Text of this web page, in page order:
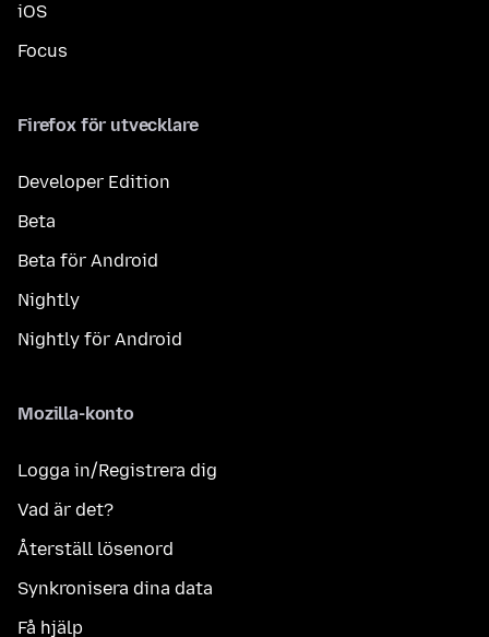
iOS
Focus
Firefox för utvecklare
Developer Edition
Beta
Beta för Android
Nightly
Nightly för Android
Mozilla-konto
Logga in/Registrera dig
Vad är det?
Återställ lösenord
Synkronisera dina data
Få hjälp